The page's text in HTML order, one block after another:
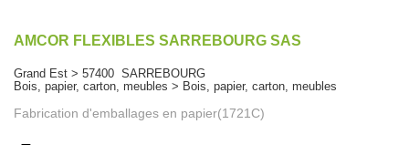
AMCOR FLEXIBLES SARREBOURG SAS
Grand Est > 57400 SARREBOURG
Bois, papier, carton, meubles > Bois, papier, carton, meubles
Fabrication d'emballages en papier(1721C)